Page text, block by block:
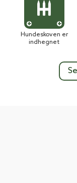
Hundeskoven er
indhegnet